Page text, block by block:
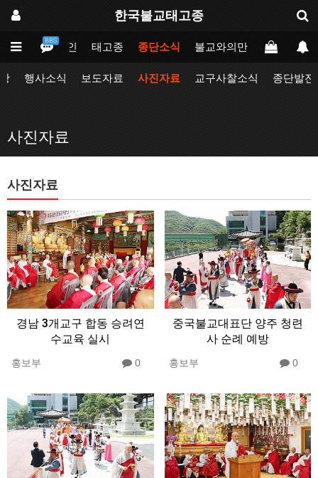
한국불교태고종
BBS
메인 태고종 종단소식 불교와의만남 업무포털
행사소식 보도자료 사진자료 교구사찰소식 종단발전
사진자료
사진자료
경남 3개교구 합동 승려연
수교육 실시
홍보부 0
중국불교대표단 양주 청련
사 순례 예방
홍보부 0